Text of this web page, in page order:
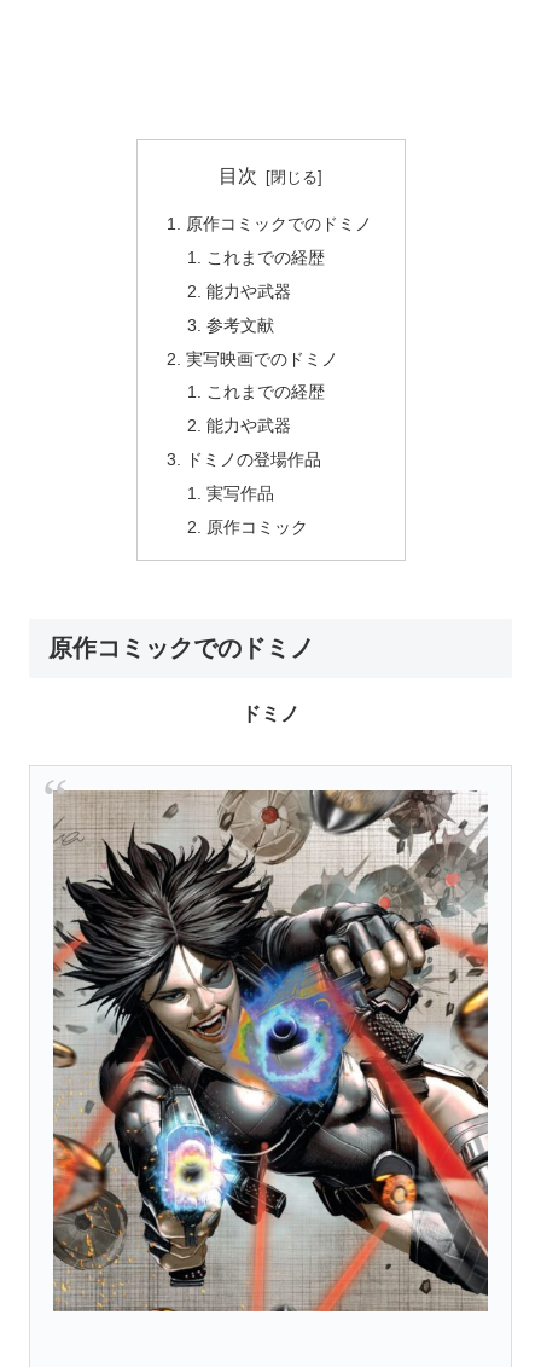
目次
原作コミックでのドミノ
これまでの経歴
能力や武器
参考文献
実写映画でのドミノ
これまでの経歴
能力や武器
ドミノの登場作品
実写作品
原作コミック
原作コミックでのドミノ
ドミノ